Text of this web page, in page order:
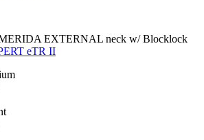
EXTERNAL neck w/ Blocklock
eTR II